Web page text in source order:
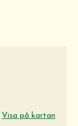
Visa på kartan